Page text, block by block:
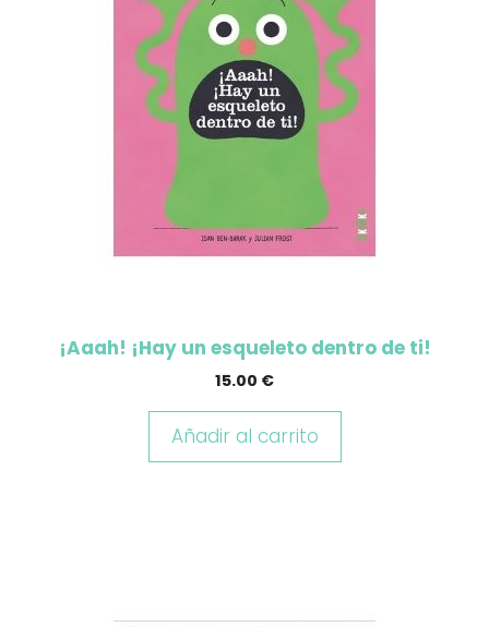
¡Aaah! ¡Hay un esqueleto dentro de ti!
15.00 €
Añadir al carrito